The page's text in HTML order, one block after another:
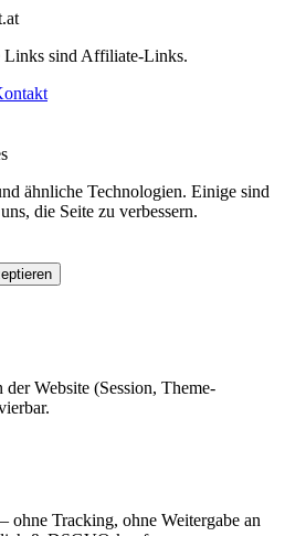
Links sind Affiliate-Links.
ähnliche Technologien. Einige sind
die Seite zu verbessern.
Website (Session, Theme-
Tracking, ohne Weitergabe an